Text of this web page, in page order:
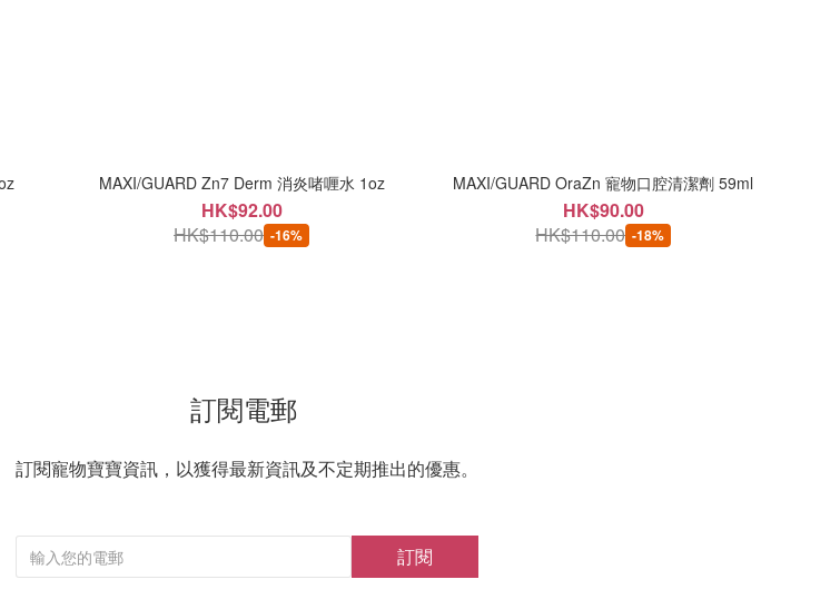
MAXI/GUARD Zn7 Derm 消炎啫喱水 1oz
HK$92.00
HK$110.00 -16%
MAXI/GUARD OraZn 寵物口腔清潔劑 59ml
HK$90.00
HK$110.00 -18%
訂閱電郵
訂閱寵物寶寶資訊，以獲得最新資訊及不定期推出的優惠。
訂閱